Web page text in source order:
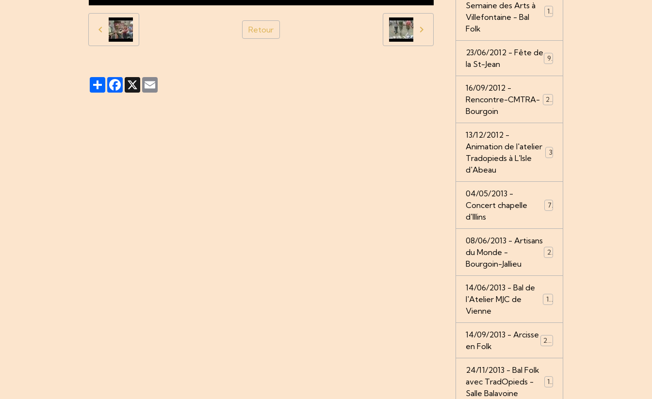
Retour
PartagerFacebook
X
Semaine des Arts à
Villefontaine - Bal
Folk
12
23/06/2012 - Fête de
la St-Jean
9
16/09/2012 -
Rencontre-CMTRA-
Bourgoin
26
13/12/2012 -
Animation de l'atelier
Tradopieds à L'Isle
d'Abeau
04/05/2013 -
Concert chapelle
d'Illins
7
08/06/2013 - Artisans
du Monde -
Bourgoin-Jallieu
21
14/06/2013 - Bal de
l'Atelier MJC de
Vienne
14
14/09/2013 - Arcisse
en Folk
24
24/11/2013 - Bal Folk
avec TradOpieds -
Salle Balavoine
12